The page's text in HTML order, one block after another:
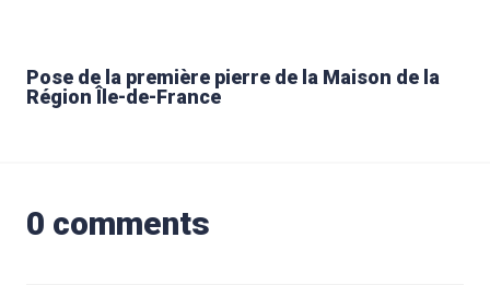
Pose de la première pierre de la Maison de la
Région Île-de-France
0 comments